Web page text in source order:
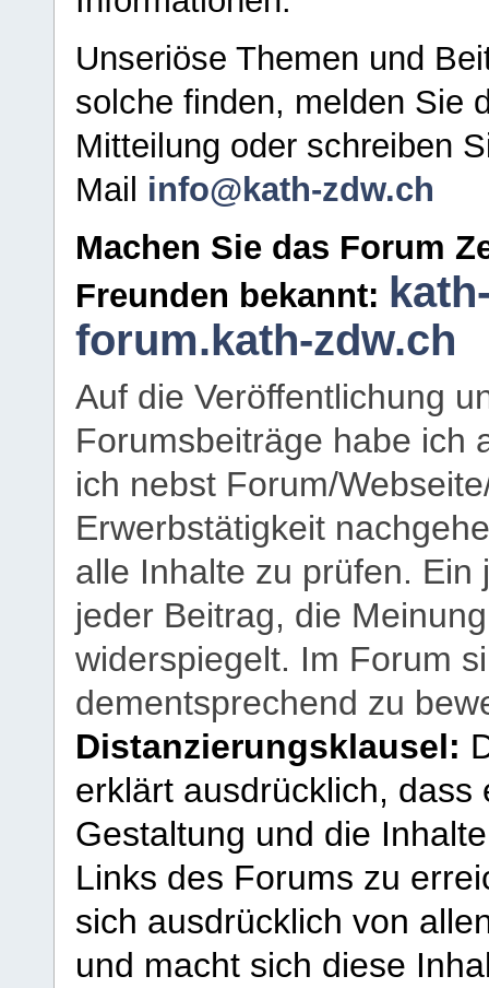
Unseriöse Themen und
solche finden, melden Sie
Mitteilung oder schreiben
Mail info@kath-zdw.ch
Machen Sie das Forum
Freunden bekannt:
forum.kath-zdw.ch
Auf die Veröffentlichung
Forumsbeiträge habe ich
ich nebst Forum/
Erwerbstätigkeit
alle Inhalte zu prüfen.
jeder Beitrag, die
widerspiegelt. Im Forum
dementsprechend zu
Distanzierungsklausel:
erklärt ausdrücklich,
Gestaltung und die
Links des Forums zu
sich ausdrücklich von
und macht sich diese